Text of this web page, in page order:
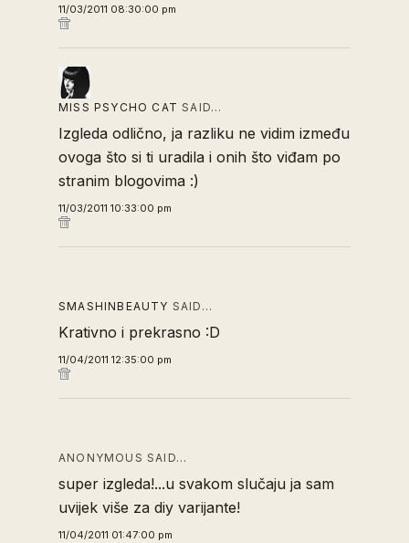
11/03/2011 08:30:00 pm
MISS PSYCHO CAT SAID…
Izgleda odlično, ja razliku ne vidim između
ovoga što si ti uradila i onih što viđam po
stranim blogovima :)
11/03/2011 10:33:00 pm
SMASHINBEAUTY SAID…
Krativno i prekrasno :D
11/04/2011 12:35:00 pm
ANONYMOUS SAID…
super izgleda!...u svakom slučaju ja sam
uvijek više za diy varijante!
11/04/2011 01:47:00 pm